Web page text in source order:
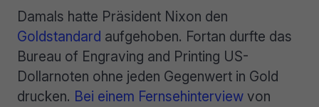
Damals hatte Präsident Nixon den
Goldstandard aufgehoben. Fortan durfte das
Bureau of Engraving and Printing US-
Dollarnoten ohne jeden Gegenwert in Gold
drucken. Bei einem Fernsehinterview von